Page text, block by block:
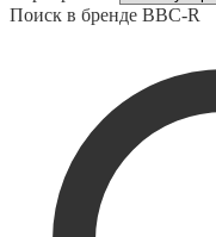
Поиск в бренде BBC-R